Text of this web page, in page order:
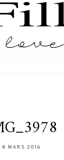
8 MARS 2016